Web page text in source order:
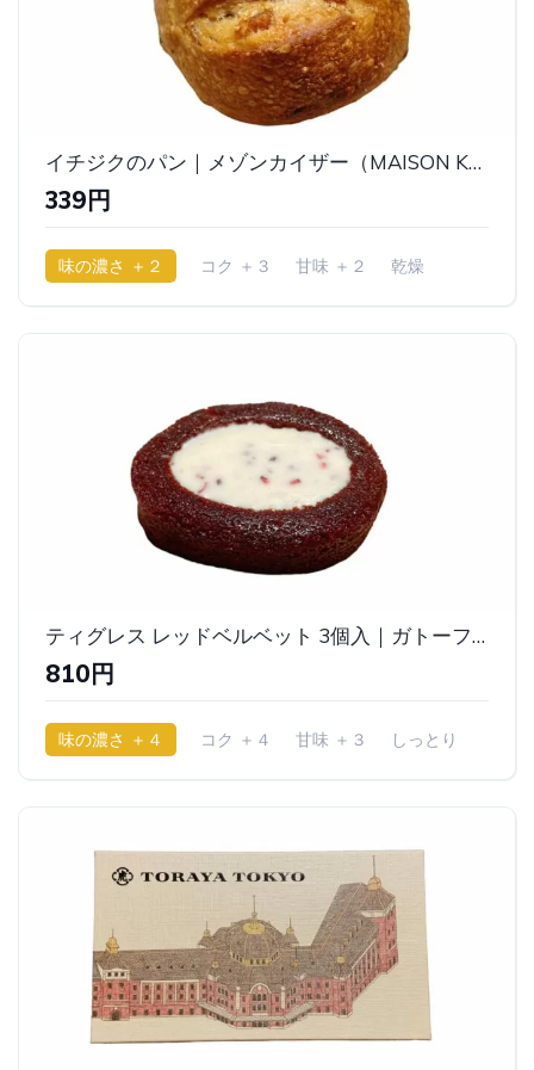
イチジクのパン｜メゾンカイザー（MAISON KAYSER）
339円
味の濃さ ＋２ コク ＋３ 甘味 ＋２ 乾燥
ティグレス レッドベルベット 3個入｜ガトーフェスタ ハラダ
810円
味の濃さ ＋４ コク ＋４ 甘味 ＋３ しっとり